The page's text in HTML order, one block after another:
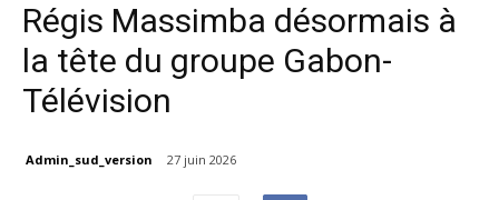
Régis Massimba désormais à
la tête du groupe Gabon-
Télévision
Admin_sud_version 27 juin 2026